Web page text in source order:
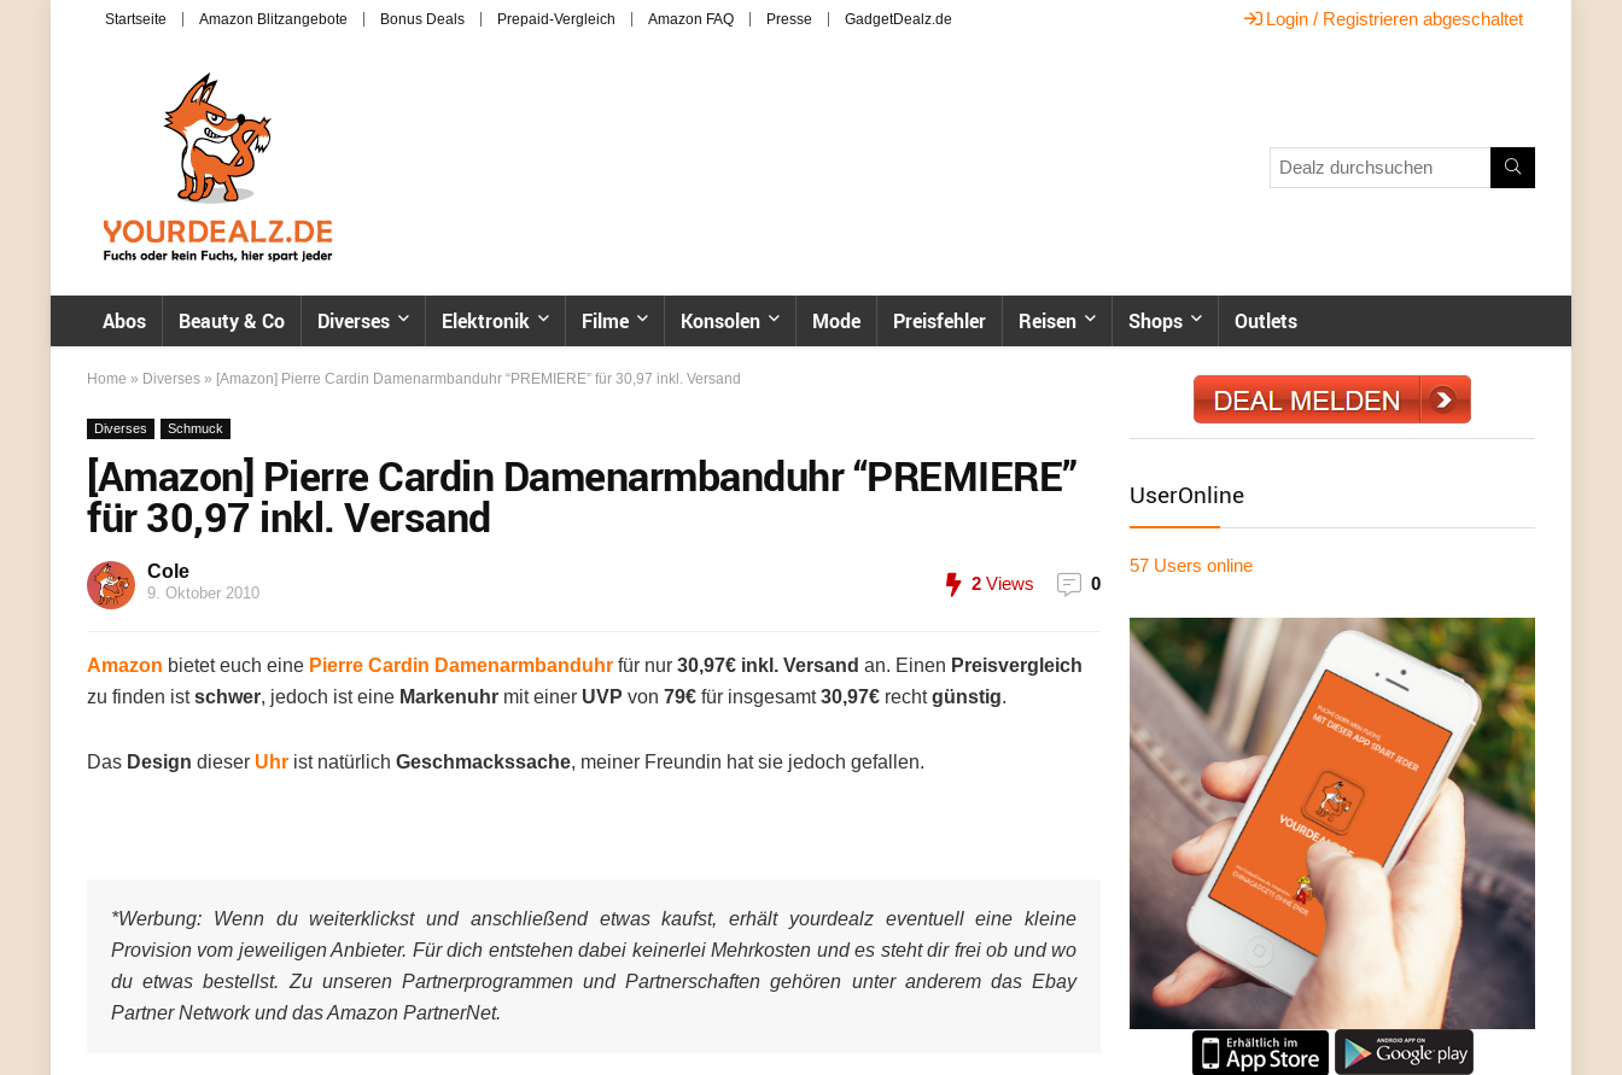
Startseite Amazon Blitzangebote Bonus Deals Prepaid-Vergleich Amazon FAQ Presse GadgetDealz.de Login / Registrieren abgeschaltet
Abos Beauty & Co Diverses Elektronik Filme Konsolen Mode Preisfehler Reisen Shops Outlets
Home » Diverses » [Amazon] Pierre Cardin Damenarmbanduhr “PREMIERE” für 30,97 inkl. Versand
Diverses Schmuck
[Amazon] Pierre Cardin Damenarmbanduhr “PREMIERE”
für 30,97 inkl. Versand
Cole
9. Oktober 2010 2 Views 0
Amazon bietet euch eine Pierre Cardin Damenarmbanduhr für nur 30,97€ inkl. Versand an. Einen Preisvergleich
zu finden istschwer, jedoch ist eine Markenuhr mit einer UVP von 79€ für insgesamt30,97€ rechtgünstig.
Das Design dieser Uhr ist natürlich Geschmackssache, meiner Freundin hat sie jedoch gefallen.
*Werbung: Wenn du weiterklickst und anschließend etwas kaufst, erhält yourdealz eventuell eine kleine
Provision vom jeweiligen Anbieter. Für dich entstehen dabei keinerlei Mehrkosten und es steht dir frei ob und wo
du etwas bestellst. Zu unseren Partnerprogrammen und Partnerschaften gehören unter anderem das Ebay
Partner Network und das Amazon PartnerNet.
UserOnline
57 Users online